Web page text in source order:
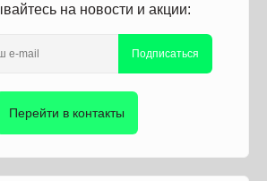
на новости и акции:
Подписаться
Перейти в контакты